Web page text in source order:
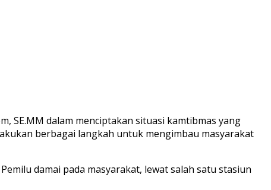
SE.MM dalam menciptakan situasi kamtibmas yang
berbagai langkah untuk mengimbau masyarakat
damai pada masyarakat, lewat salah satu stasiun